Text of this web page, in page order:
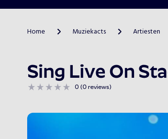
Home > Muziekacts > Artiesten
Sing Live On
0 (0 reviews)